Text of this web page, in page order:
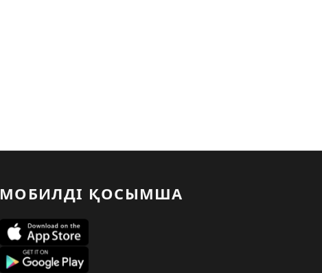
МОБИЛДІ ҚОСЫМША